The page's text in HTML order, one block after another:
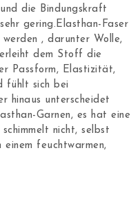
die Bindungskraft
gering.Elasthan-Faser
, darunter Wolle,
dem Stoff die
Passform, Elastizität,
fühlt sich bei
hinaus unterscheidet
Garnen, es hat eine
nicht, selbst
einem feuchtwarmen,